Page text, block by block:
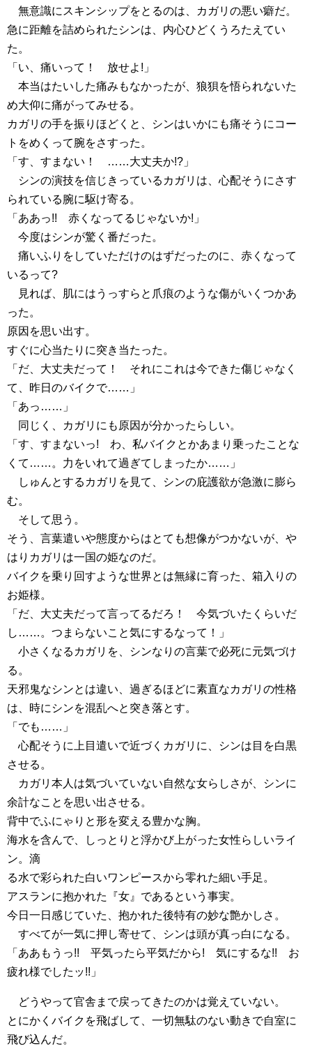
無意識にスキンシップをとるのは、カガリの悪い癖だ。
急に距離を詰められたシンは、内心ひどくうろたえてい
た。
「い、痛いって！ 放せよ!」
本当はたいした痛みもなかったが、狼狽を悟られないた
め大仰に痛がってみせる。
カガリの手を振りほどくと、シンはいかにも痛そうにコー
トをめくって腕をさすった。
「す、すまない！ ……大丈夫か!?」
シンの演技を信じきっているカガリは、心配そうにさす
られている腕に駆け寄る。
「ああっ!! 赤くなってるじゃないか!」
今度はシンが驚く番だった。
痛いふりをしていただけのはずだったのに、赤くなって
いるって?
見れば、肌にはうっすらと爪痕のような傷がいくつかあ
った。
原因を思い出す。
すぐに心当たりに突き当たった。
「だ、大丈夫だって！ それにこれは今できた傷じゃなく
て、昨日のバイクで……」
「あっ……」
同じく、カガリにも原因が分かったらしい。
「す、すまないっ! わ、私バイクとかあまり乗ったことな
くて……。力をいれて過ぎてしまったか……」
しゅんとするカガリを見て、シンの庇護欲が急激に膨ら
む。
そして思う。
そう、言葉遣いや態度からはとても想像がつかないが、や
はりカガリは一国の姫なのだ。
バイクを乗り回すような世界とは無縁に育った、箱入りの
お姫様。
「だ、大丈夫だって言ってるだろ！ 今気づいたくらいだ
し……。つまらないこと気にするなって！」
小さくなるカガリを、シンなりの言葉で必死に元気づけ
る。
天邪鬼なシンとは違い、過ぎるほどに素直なカガリの性格
は、時にシンを混乱へと突き落とす。
「でも……」
心配そうに上目遣いで近づくカガリに、シンは目を白黒
させる。
カガリ本人は気づいていない自然な女らしさが、シンに
余計なことを思い出させる。
背中でふにゃりと形を変える豊かな胸。
海水を含んで、しっとりと浮かび上がった女性らしいライ
ン。滴
る水で彩られた白いワンピースから零れた細い手足。
アスランに抱かれた『女』であるという事実。
今日一日感じていた、抱かれた後特有の妙な艶かしさ。
すべてが一気に押し寄せて、シンは頭が真っ白になる。
「ああもうっ!! 平気ったら平気だから! 気にするな!! お
疲れ様でしたッ!!」
どうやって官舎まで戻ってきたのかは覚えていない。
とにかくバイクを飛ばして、一切無駄のない動きで自室に
飛び込んだ。